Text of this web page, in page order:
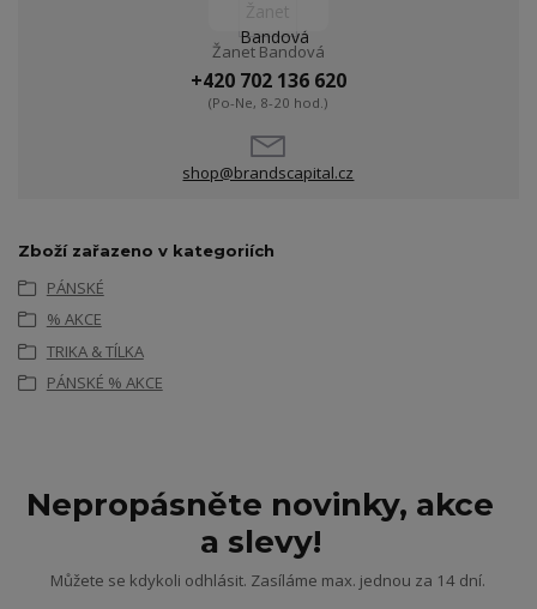
Žanet Bandová
+420 702 136 620
(Po-Ne, 8-20 hod.)
shop@brandscapital.cz
Zboží zařazeno v kategoriích
PÁNSKÉ
% AKCE
TRIKA & TÍLKA
PÁNSKÉ % AKCE
Nepropásněte novinky, akce
a slevy!
Můžete se kdykoli odhlásit. Zasíláme max. jednou za 14 dní.